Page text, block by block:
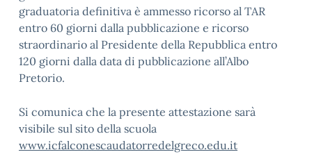
graduatoria definitiva è ammesso ricorso al TAR
entro 60 giorni dalla pubblicazione e ricorso
straordinario al Presidente della Repubblica entro
120 giorni dalla data di pubblicazione all’Albo
Pretorio.
Si comunica che la presente attestazione sarà
visibile sul sito della scuola
www.icfalconescaudatorredelgreco.edu.it